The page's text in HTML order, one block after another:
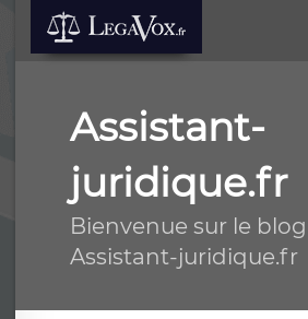
Assistant-
juridique.fr
Bienvenue sur le
Assistant-juridique.fr